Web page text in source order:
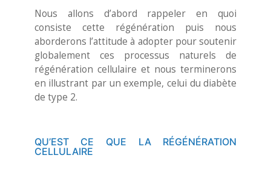
Nous allons d’abord rappeler en quoi
consiste cette régénération puis nous
aborderons l’attitude à adopter pour soutenir
globalement ces processus naturels de
régénération cellulaire et nous terminerons
en illustrant par un exemple, celui du diabète
de type 2.
QU’EST CE QUE LA RÉGÉNÉRATION
CELLULAIRE